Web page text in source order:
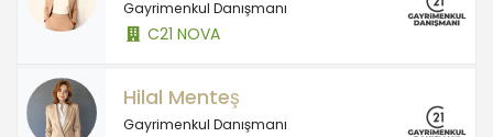
Gayrimenkul Danışmanı
C21 NOVA
Hilal Menteş
Gayrimenkul Danışmanı